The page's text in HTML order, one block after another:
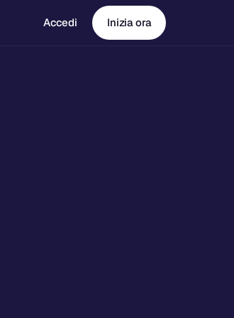
Accedi Inizia ora